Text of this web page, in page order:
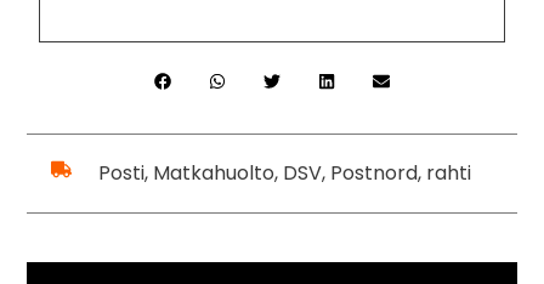
Posti, Matkahuolto, DSV, Postnord, rahti